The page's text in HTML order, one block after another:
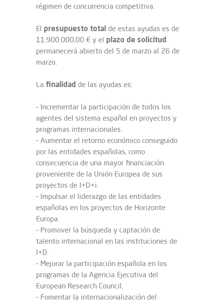
régimen de concurrencia competitiva.
El presupuesto total de estas ayudas es de
11.900.000,00 € y el plazo de solicitud
permanecerá abierto del 5 de marzo al 26 de
marzo.
La finalidad de las ayudas es:
– Incrementar la participación de todos los
agentes del sistema español en proyectos y
programas internacionales.
– Aumentar el retorno económico conseguido
por las entidades españolas, como
consecuencia de una mayor financiación
proveniente de la Unión Europea de sus
proyectos de I+D+i.
– Impulsar el liderazgo de las entidades
españolas en los proyectos de Horizonte
Europa.
– Promover la búsqueda y captación de
talento internacional en las instituciones de
I+D.
– Mejorar la participación española en los
programas de la Agencia Ejecutiva del
European Research Council.
– Fomentar la internacionalización del